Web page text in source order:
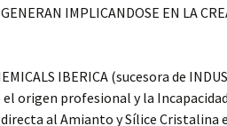
IMPLICANDOSE EN LA
IBERICA (sucesora de
origen profesional y la
al Amianto y Sílice Cristalina